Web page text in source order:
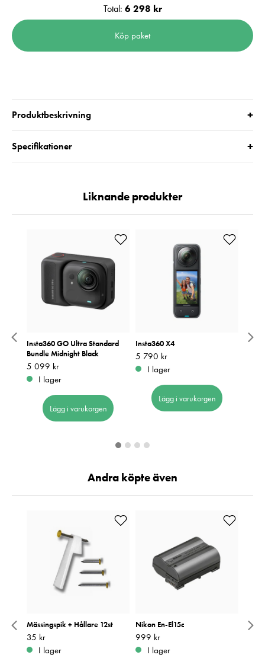
Total: 6 298 kr
Köp paket
Produktbeskrivning +
Specifikationer +
Liknande produkter
Insta360 GO Ultra Standard
Bundle Midnight Black
Pris:5 099 kr
5 099 kr
I lager
Lägg i varukorgen
Insta360 X4
Pris:5 790 kr
5 790 kr
I lager
Lägg i varukorgen
Andra köpte även
Mässingspik + Hållare 12st
Pris :35 kr
35 kr
I lager
Nikon En-El15c
Pris: 999 kr
999 kr
I lager